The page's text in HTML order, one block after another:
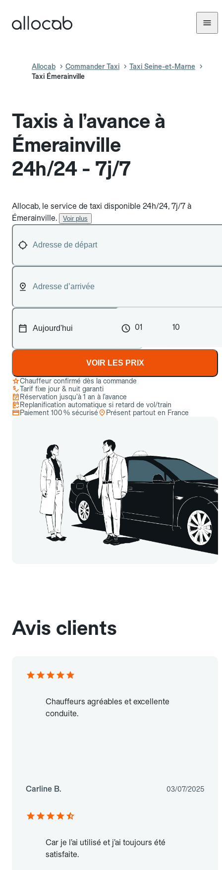
Allocab Commander Taxi
Taxi Seine-et-Marne
Taxi Émerainville
Taxis à l’avance à
Émerainville
24h/24 - 7j/7
Allocab, le service de taxi disponible 24h/24, 7j/7 à
Émerainville.
Voir plus
01 10
VOIR LES PRIX
Chauffeur confirmé dès la commande
Tarif fixe jour & nuit garanti
Réservation jusqu’à 1 an à l’avance
Replanification automatique si retard de vol/train
Paiement 100 % sécurisé
Présent partout en France
Avis clients
Chauffeurs agréables et excellente
conduite.
Carline B. 03/07/2025
Car je l’ai utilisé et j’ai toujours été
satisfaite.